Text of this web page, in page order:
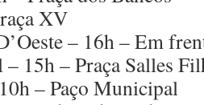
XV
– 16h – Em
– 15h – Praça Salles
– Paço Municipal